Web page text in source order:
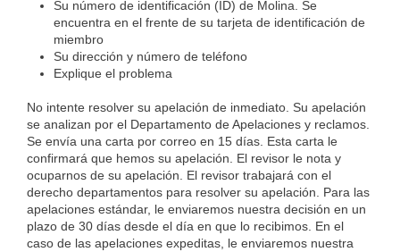
Su número de identificación (ID) de Molina. Se
encuentra en el frente de su tarjeta de identificación de
miembro
Su dirección y número de teléfono
Explique el problema
No intente resolver su apelación de inmediato. Su apelación
se analizan por el Departamento de Apelaciones y reclamos.
Se envía una carta por correo en 15 días. Esta carta le
confirmará que hemos su apelación. El revisor le nota y
ocuparnos de su apelación. El revisor trabajará con el
derecho departamentos para resolver su apelación. Para las
apelaciones estándar, le enviaremos nuestra decisión en un
plazo de 30 días desde el día en que lo recibimos. En el
caso de las apelaciones expeditas, le enviaremos nuestra